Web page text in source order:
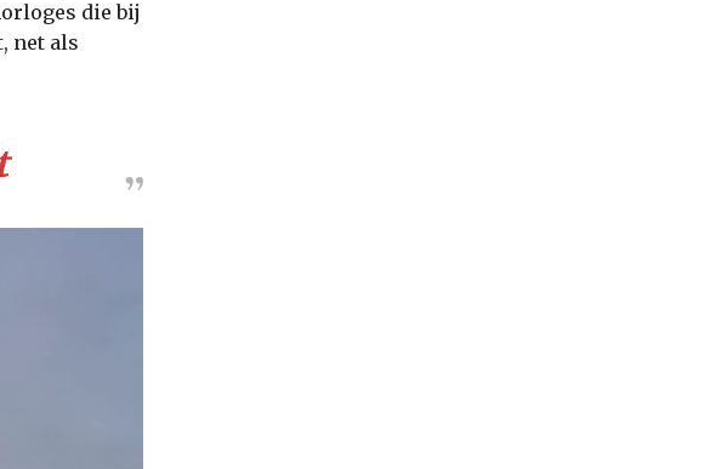
die bij
net als